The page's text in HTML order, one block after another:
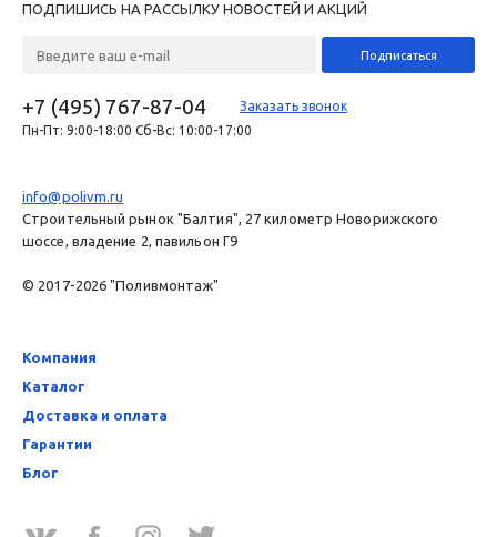
ПОДПИШИСЬ НА РАССЫЛКУ НОВОСТЕЙ И АКЦИЙ
+7 (495) 767-87-04
Заказать звонок
Пн-Пт: 9:00-18:00 Сб-Вс: 10:00-17:00
info@polivm.ru
Строительный рынок "Балтия", 27 километр Новорижского
шоссе, владение 2, павильон Г9
© 2017-2026 "Поливмонтаж"
Компания
Каталог
Доставка и оплата
Гарантии
Блог